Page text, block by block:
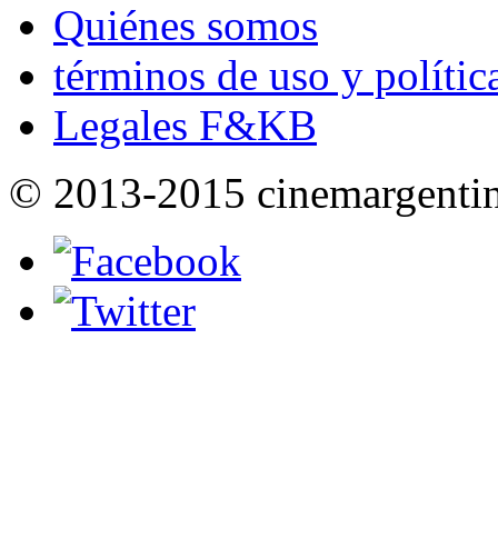
Quiénes somos
términos de uso y
Legales F&KB
© 2013-2015